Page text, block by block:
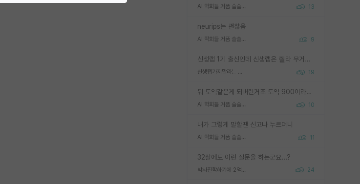
AI 학회들 거품 슬슬 지적이 나오네요 13
neurips는 괜찮음
AI 학회들 거품 슬슬 지적이 나오네요 9
신생랩 1기 출신인데 신생랩은 줠라 무거운 바벨 같은거임. 들면 대박인데 못들면 깔려 죽음. 아무도 알려주지 않는 환경에서 자생해야하지만, 일단 살아남았다면 그 어떤 사람보다 악착같고 생존력 높은 사람으로 거듭날 수 있음
신생랩가지말라는 이유가 있었구나 19
뭐 토익같은게 되버린거죠 토익 900이라고 영어잘하는건 아닙니다만 잘하는사람은 다 900을 넘는 그런
AI 학회들 거품 슬슬 지적이 나오네요 10
내가 그렇게 말할땐 신고나 누르더니
AI 학회들 거품 슬슬 지적이 나오네요 11
32살에도 이런 질문을 하는군요...?
박사진학하기에 2억은 괜찮은 (?) 정도의 경제력인가요 24